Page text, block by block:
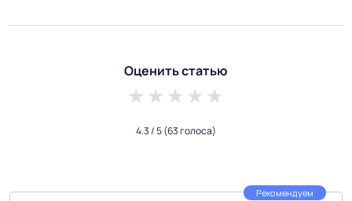
Оценить статью
4 stars
3 stars
2 stars
1 star
4.3/ 5(63 голоса)
Рекомендуем